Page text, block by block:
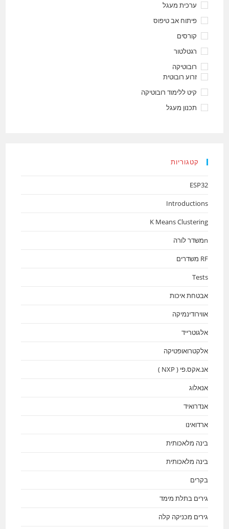
ערכית מעגל
פיתוח אב טיפוס
קורסים
רגטלטור
רובוטיקה
זרוע רובוטית
קיט ללימוד רובוטיקה
תכנון מעגל
קטגוריות
ESP32
Introductions
K Means Clustering
nמשדר לורה
RF משדרים
Tests
אבטחת איכות
אווירודינמיקה
אלגוטרייד
אלקטרואופטיקה
אנ.אקס.פי ( NXP )
אנאלוג
אנדרואיד
ארדואינו
בינה מלאכותית
בינה מלאכותית
בקרים
גירים בתלת מימד
גירים מכניקה קלה